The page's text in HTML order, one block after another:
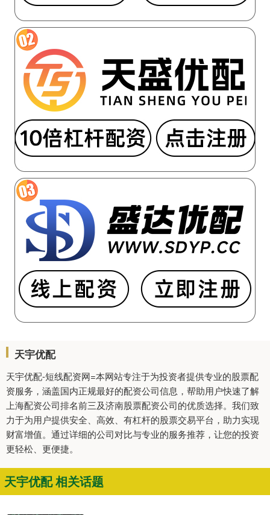
天宇优配
天宇优配-短线配资网=本网站专注于为投资者提供专业的股票配
资服务，涵盖国内正规最好的配资公司信息，帮助用户快速了解
上海配资公司排名前三及济南股票配资公司的优质选择。我们致
力于为用户提供安全、高效、有杠杆的股票交易平台，助力实现
财富增值。通过详细的公司对比与专业的服务推荐，让您的投资
更轻松、更便捷。
天宇优配 相关话题